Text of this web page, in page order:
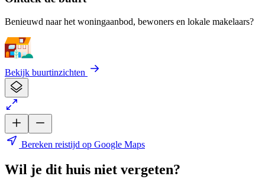
Benieuwd naar het woningaanbod, bewoners en lokale makelaars?
Bekijk buurtinzichten
Bereken reistijd op Google Maps
Wil je dit huis niet vergeten?